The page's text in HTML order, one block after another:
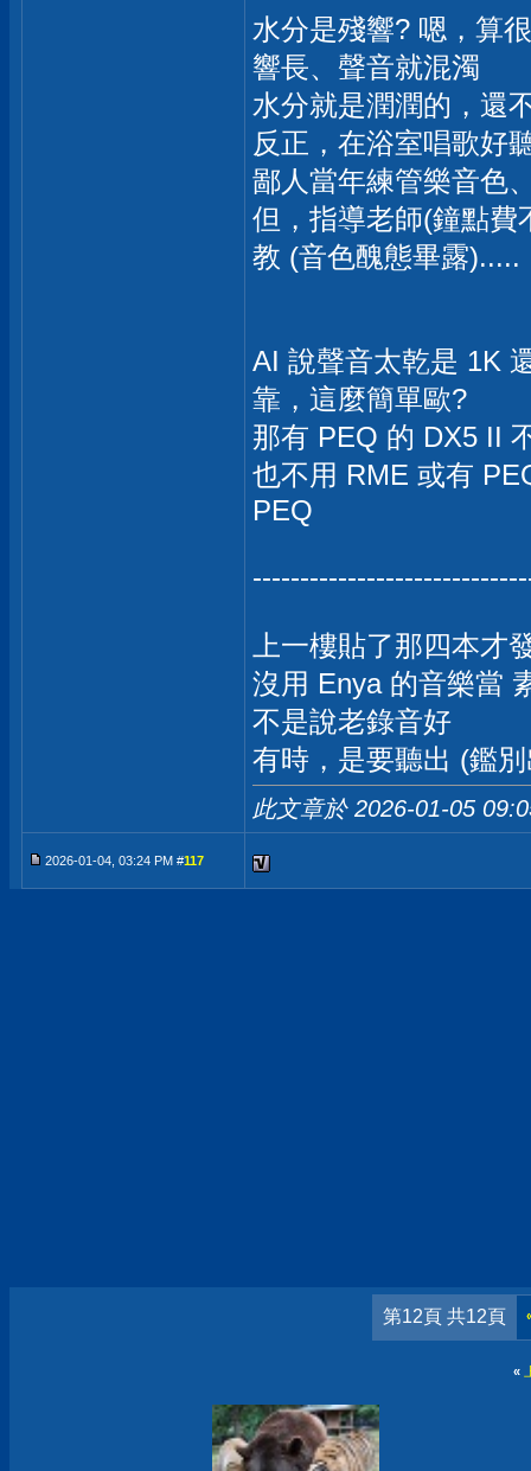
水分是殘響? 嗯，算
響長、聲音就混濁
水分就是潤潤的，還
反正，在浴室唱歌好
鄙人當年練管樂音色
但，指導老師(鐘點費
教 (音色醜態畢露).....
AI 說聲音太乾是 1K
靠，這麼簡單歐?
那有 PEQ 的 DX5 II
也不用 RME 或有
PEQ
上一樓貼了那四本才
沒用 Enya 的音樂當
不是說老錄音好
有時，是要聽出 (鑑
此文章於 2026-01-05
2026-01-04, 03:24 PM #117
第12頁 共12頁
«